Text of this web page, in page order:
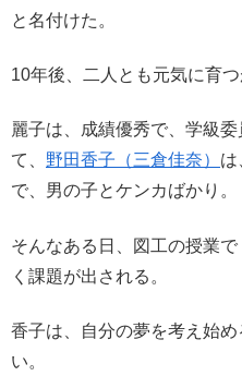
と名付けた。
10年後、二人とも元気に育つ
麗子は、成績優秀で、学級
て、 野田香子（三倉佳奈） は
で、男の子とケンカばかり。
そんなある日、図工の授業
く課題が出される。
香子は、自分の夢を考え始
い。